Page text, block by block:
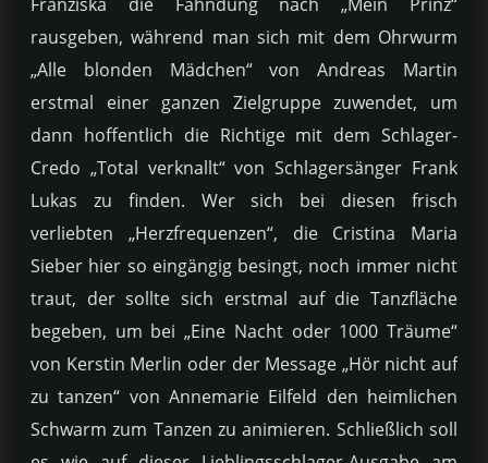
Franziska die Fahndung nach „Mein Prinz“
rausgeben, während man sich mit dem Ohrwurm
„Alle blonden Mädchen“ von Andreas Martin
erstmal einer ganzen Zielgruppe zuwendet, um
dann hoffentlich die Richtige mit dem Schlager-
Credo „Total verknallt“ von Schlagersänger Frank
Lukas zu finden. Wer sich bei diesen frisch
verliebten „Herzfrequenzen“, die Cristina Maria
Sieber hier so eingängig besingt, noch immer nicht
traut, der sollte sich erstmal auf die Tanzfläche
begeben, um bei „Eine Nacht oder 1000 Träume“
von Kerstin Merlin oder der Message „Hör nicht auf
zu tanzen“ von Annemarie Eilfeld den heimlichen
Schwarm zum Tanzen zu animieren. Schließlich soll